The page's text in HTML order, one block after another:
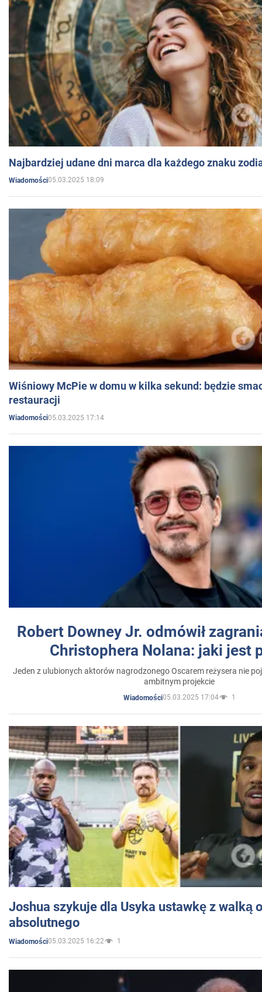
Najbardziej udane dni marca dla każdego znaku
Wiadomości05.03.2025 18:09
Wiśniowy McPie w domu w kilka sekund: będzie
restauracji
Wiadomości05.03.2025 17:14
Robert Downey Jr. odmówił
Christophera Nolana: jaki jest
Jeden z ulubionych aktorów nagrodzonego Oscarem reżysera nie
ambitnym projekcie
Wiadomości05.03.2025 17:04 1
Joshua szykuje dla Usyka ustawkę z walką
absolutnego
Wiadomości05.03.2025 16:22 1